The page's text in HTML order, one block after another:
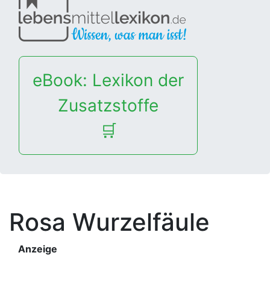
eBook: Lexikon der
Zusatzstoffe
🛒
Rosa Wurzelfäule
Anzeige